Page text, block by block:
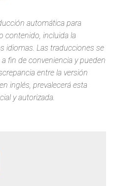
automática para
contenido, incluida la
idiomas. Las traducciones se
fin de conveniencia y pueden
entre la versión
inglés, prevalecerá esta
y autorizada.